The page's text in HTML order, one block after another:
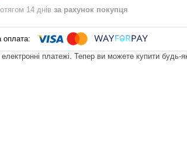
14 днів за рахунок покупця
електронні платежі. Тепер ви можете купити будь-